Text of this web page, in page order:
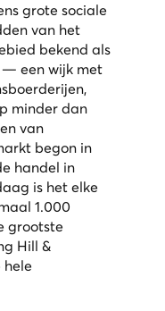
grote sociale
van het
bekend als
— een wijk met
minder dan
van
begon in
handel in
is het elke
1.000
grootste
Hill &